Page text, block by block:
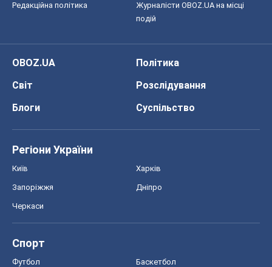
Редакційна політика
Журналісти OBOZ.UA на місці
подій
OBOZ.UA
Політика
Світ
Розслідування
Блоги
Суспільство
Регіони України
Київ Харків
Запоріжжя Дніпро
Черкаси
Спорт
Футбол Баскетбол